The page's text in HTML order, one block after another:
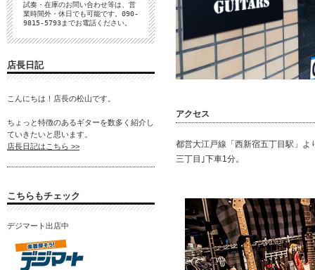
アクセス
都営大江戸線「西新宿五丁目駅」よ
三丁目｣下車1分。
試奏・在庫のお問い合わせ等は、営
業時間外・休日でも可能です。090-
9815-5793までお電話ください。
店長日記
こんにちは！店長の松山です。
ちょっと特徴のあるギターを数多く紹介し
ていきたいと思います。
店長日記はこちら >>
こちらもチェック
デジマート出店中